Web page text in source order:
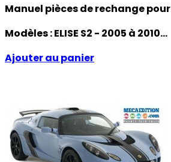
Manuel pièces de rechange pour
Modèles :ELISE S2 - 2005 à 2010...
Ajouter au panier